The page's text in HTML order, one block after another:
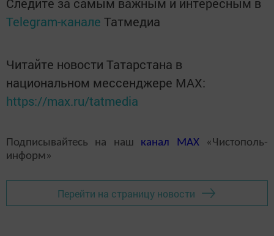
Следите за самым важным и интересным в
Telegram-канале Татмедиа
Читайте новости Татарстана в
национальном мессенджере MАХ:
https://max.ru/tatmedia
Подписывайтесь на наш канал MAX«Чистополь-
информ»
Перейти на страницу новости